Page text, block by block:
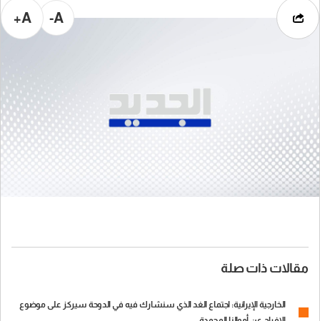
A-
A+
مقالات ذات صلة
الخارجية الإيرانية: اجتماع الغد الذي سنشارك فيه في الدوحة سيركز على موضوع